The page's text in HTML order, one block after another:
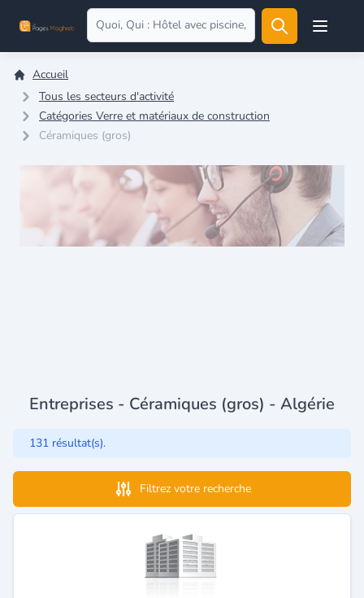
Open
Accueil
Tous les secteurs d'activité
Catégories Verre et matériaux de construction
Céramiques (gros)
Entreprises - Céramiques (gros) - Algérie
131 résultat(s).
Filtrez votre recherche